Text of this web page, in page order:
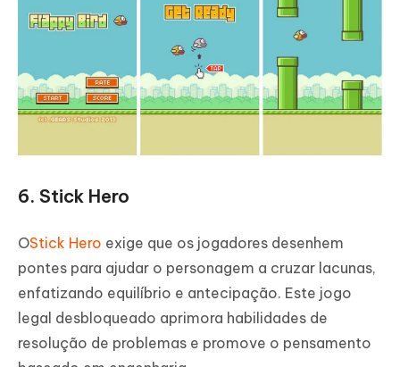
6. Stick Hero
OStick Hero exige que os jogadores desenhem
pontes para ajudar o personagem a cruzar lacunas,
enfatizando equilíbrio e antecipação. Este jogo
legal desbloqueado aprimora habilidades de
resolução de problemas e promove o pensamento